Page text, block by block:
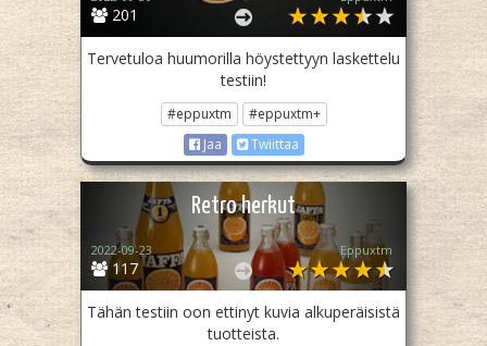
201
Tervetuloa huumorilla höystettyyn laskettelu
testiin!
#eppuxtm
#eppuxtm+
Jaa
Twiittaa
Retro herkut
117
2022-09-23 Eppuxtm
Tähän testiin oon ettinyt kuvia alkuperäisistä
tuotteista.